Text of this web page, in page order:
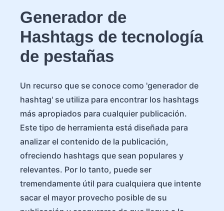
Generador de
Hashtags de tecnología
de pestañas
Un recurso que se conoce como 'generador de
hashtag' se utiliza para encontrar los hashtags
más apropiados para cualquier publicación.
Este tipo de herramienta está diseñada para
analizar el contenido de la publicación,
ofreciendo hashtags que sean populares y
relevantes. Por lo tanto, puede ser
tremendamente útil para cualquiera que intente
sacar el mayor provecho posible de su